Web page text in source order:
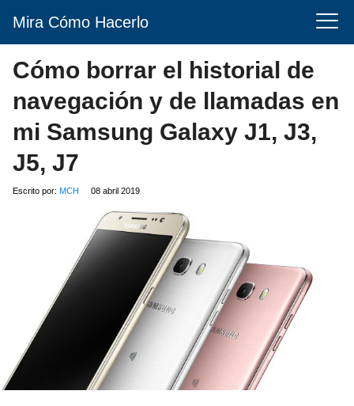
Mira Cómo Hacerlo
Cómo borrar el historial de
navegación y de llamadas en
mi Samsung Galaxy J1, J3,
J5, J7
Escrito por: MCH 08 abril 2019